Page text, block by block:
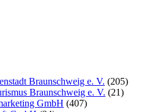
Braunschweig e. V. (205)
Braunschweig e. V. (21)
GmbH (407)